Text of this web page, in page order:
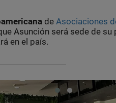
de Asociaciones
Asunción será sede de
en el país.